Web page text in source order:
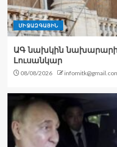
ՄԻՋԱԶԳԱՅԻՆ
ԱԳ նախկին
Լուսանկար
08/08/2026